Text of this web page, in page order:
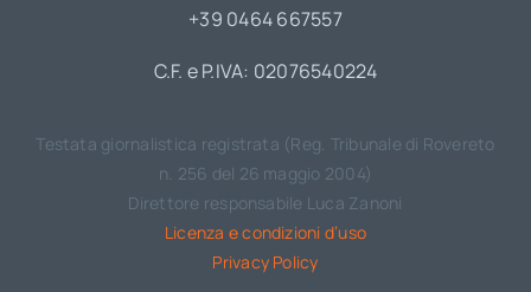
+39 0464 667557
C.F. e P.IVA: 02076540224
Testata giornalistica registrata (Reg. Tribunale di Rovereto
n. 256 del 26 maggio 2004)
Direttore responsabile Luca Zanoni
Licenza e condizioni d’uso
Privacy Policy